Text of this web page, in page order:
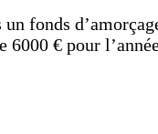
fonds
6000 € pour